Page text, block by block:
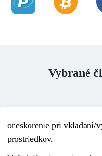
Vybrané
oneskorenie pri vkladaní/
prostriedkov.